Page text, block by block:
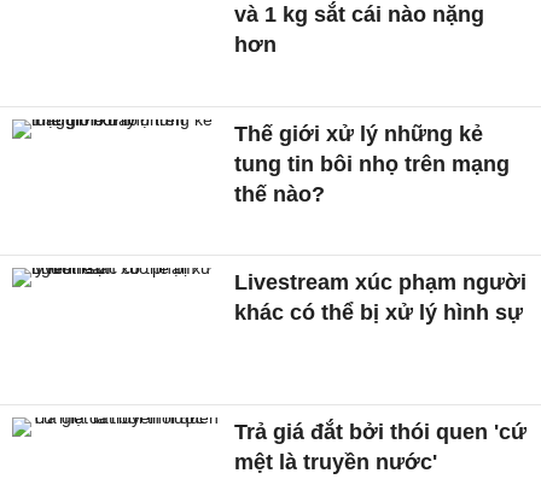
và 1 kg sắt cái nào nặng
hơn
Thế giới xử lý những kẻ
tung tin bôi nhọ trên mạng
thế nào?
Livestream xúc phạm người
khác có thể bị xử lý hình sự
Trả giá đắt bởi thói quen 'cứ
mệt là truyền nước'